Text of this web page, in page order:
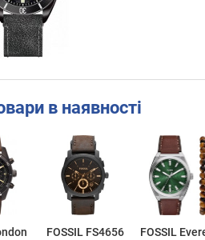
в наявності
FOSSIL FS4656
FOSSIL